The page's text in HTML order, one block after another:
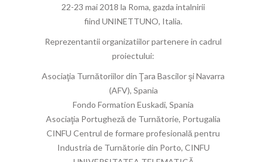
22-23 mai 2018 la Roma, gazda intalnirii
fiind UNINETTUNO, Italia.
Reprezentantii organizatiilor partenere in cadrul
proiectului:
Asociaţia Turnătoriilor din Ţara Bascilor şi Navarra
(AFV), Spania
Fondo Formation Euskadi, Spania
Asociaţia Portugheză de Turnătorie, Portugalia
CINFU Centrul de formare profesională pentru
Industria de Turnătorie din Porto, CINFU